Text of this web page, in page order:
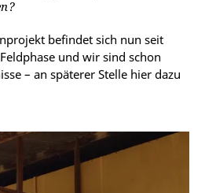
befindet sich nun seit
und wir sind schon
– an späterer Stelle hier dazu